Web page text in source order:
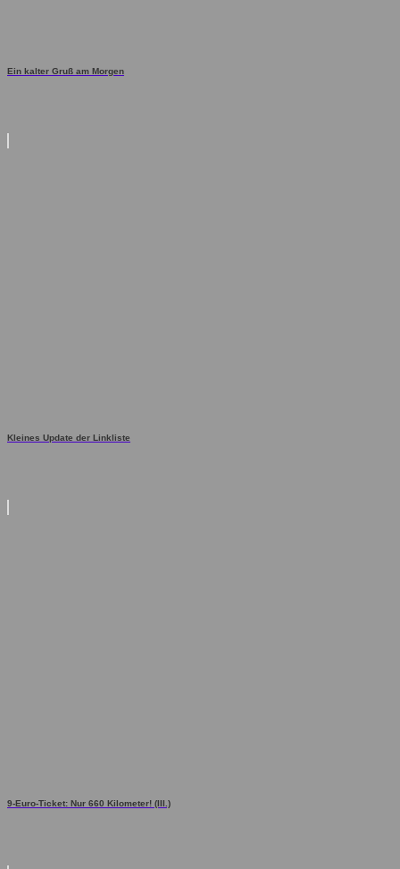
Ein kalter Gruß am Morgen
Kleines Update der Linkliste
9-Euro-Ticket: Nur 660 Kilometer! (III.)